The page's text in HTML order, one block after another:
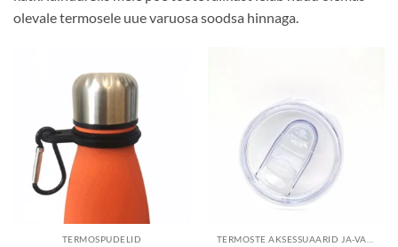
olevale termosele uue varuosa soodsa hinnaga.
TERMOSPUDELID